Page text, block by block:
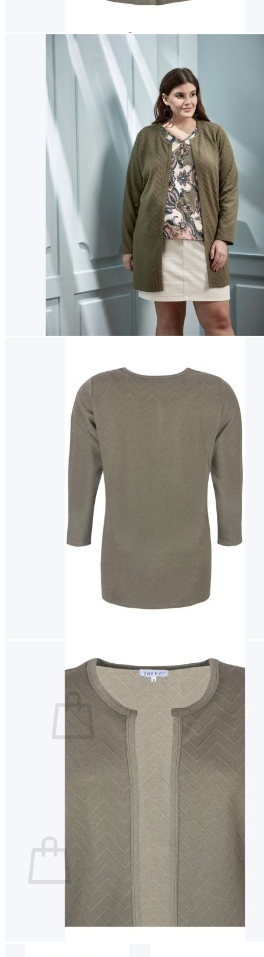
Paidat, tunikat ja jakut
Trikoopaidat
Naisten puserot
Tunikat
Jakut ja liivit
Naisten neuleet
Naisten neuletakit
Naisten neulepuserot
Naisten mekot ja hameet
Hameet
Naisten housut
Leggingsit ja collegehousut
Naisten housut
Naisten farkut
Caprit ja shortsit
Naisten asusteet
Vyöt ja korut
Naisten päähineet, huivit ja käsineet
Naisten yöasut ja alusvaatteet
Naisten alusvaatteet
Sukat ja sukkahousut
Naisten yöasut
Naisten aamutakit ja kylpytakit
Naisten takit
Naisten kevät-ja syystakit
Naisten nahkatakit
Lasten paidat
Lasten kauluspaidat
Lasten trikoopaidat
Lasten colleget ja hupparit
Lasten neuleet
Lasten mekot ja hameet
Mekot ja hameet
Lasten puvut,bleiserit,liivit
Lasten housut
Lasten housut
Lasten trikoo-ja collegehousut
Lasten farkut
Lasten shortsit
Lasten juhlahousut
Yöasut ja kylpytakit
Lasten yöpaidat
Lasten pyjamat
Kylpytakit
Lasten asusteet
Vyöt, käsineet,pipot, ym
Sukat, sukkahousut, ym
Ostoskori on tyhjä.
Takaisin kauppaan
Ostoskori on tyhjä.
Takaisin kauppaan